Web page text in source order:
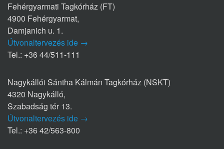
Fehérgyarmati Tagkórház (FT)
4900 Fehérgyarmat,
Damjanich u. 1.
Útvonaltervezés ide →
Tel.: +36 44/511-111
Nagykállói Sántha Kálmán Tagkórház (NSKT)
4320 Nagykálló,
Szabadság tér 13.
Útvonaltervezés ide →
Tel.: +36 42/563-800